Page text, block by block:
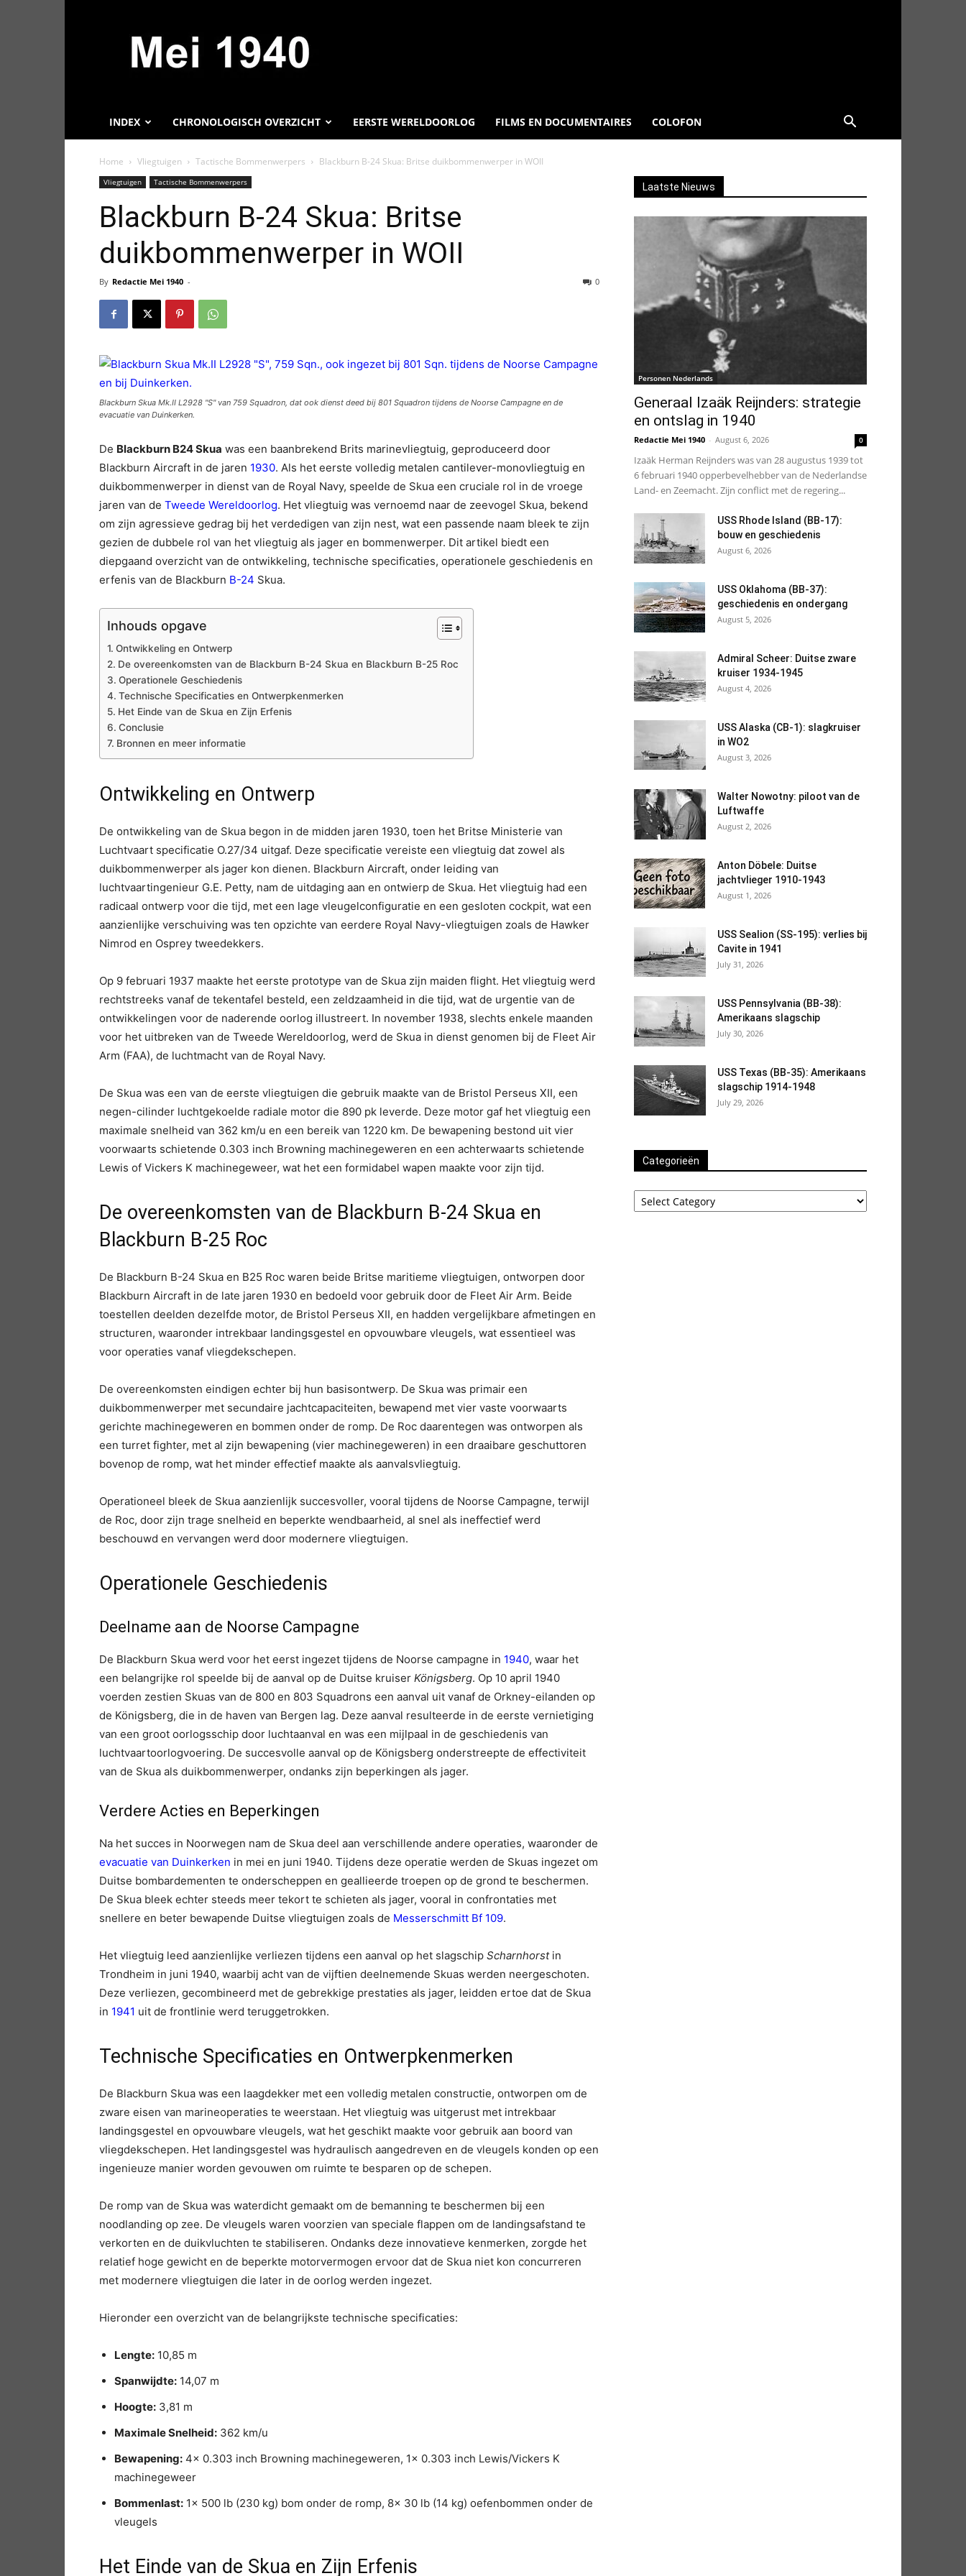
1940,
Informatie
over
Wereldoorlog
INDEX CHRONOLOGISCH OVERZICHT EERSTE WERELDOORLOG FILMS EN DOCUMENTAIRES COLOFON
Home Vliegtuigen Tactische Bommenwerpers Blackburn B-24 Skua: Britse duikbommenwerper in WOII
Vliegtuigen Tactische Bommenwerpers
Blackburn B-24 Skua: Britse
duikbommenwerper in WOII
By Redactie Mei 1940 - 0
Blackburn Skua Mk.II L2928 "S" van 759 Squadron, dat ook dienst deed bij 801 Squadron tijdens de Noorse Campagne en de
evacuatie van Duinkerken.
De Blackburn B24 Skua was een baanbrekend Brits marinevliegtuig, geproduceerd door
Blackburn Aircraft in de jaren 1930. Als het eerste volledig metalen cantilever-monovliegtuig en
duikbommenwerper in dienst van de Royal Navy, speelde de Skua een cruciale rol in de vroege
jaren van de Tweede Wereldoorlog. Het vliegtuig was vernoemd naar de zeevogel Skua, bekend
om zijn agressieve gedrag bij het verdedigen van zijn nest, wat een passende naam bleek te zijn
gezien de dubbele rol van het vliegtuig als jager en bommenwerper. Dit artikel biedt een
diepgaand overzicht van de ontwikkeling, technische specificaties, operationele geschiedenis en
erfenis van de Blackburn B-24 Skua.
Inhouds opgave
Ontwikkeling en Ontwerp
De overeenkomsten van de Blackburn B-24 Skua en Blackburn B-25 Roc
Operationele Geschiedenis
Technische Specificaties en Ontwerpkenmerken
Het Einde van de Skua en Zijn Erfenis
Conclusie
Bronnen en meer informatie
Ontwikkeling en Ontwerp
De ontwikkeling van de Skua begon in de midden jaren 1930, toen het Britse Ministerie van
Luchtvaart specificatie O.27/34 uitgaf. Deze specificatie vereiste een vliegtuig dat zowel als
duikbommenwerper als jager kon dienen. Blackburn Aircraft, onder leiding van
luchtvaartingenieur G.E. Petty, nam de uitdaging aan en ontwierp de Skua. Het vliegtuig had een
radicaal ontwerp voor die tijd, met een lage vleugelconfiguratie en een gesloten cockpit, wat een
aanzienlijke verschuiving was ten opzichte van eerdere Royal Navy-vliegtuigen zoals de Hawker
Nimrod en Osprey tweedekkers.
Op 9 februari 1937 maakte het eerste prototype van de Skua zijn maiden flight. Het vliegtuig werd
rechtstreeks vanaf de tekentafel besteld, een zeldzaamheid in die tijd, wat de urgentie van de
ontwikkelingen voor de naderende oorlog illustreert. In november 1938, slechts enkele maanden
voor het uitbreken van de Tweede Wereldoorlog, werd de Skua in dienst genomen bij de Fleet Air
Arm (FAA), de luchtmacht van de Royal Navy.
De Skua was een van de eerste vliegtuigen die gebruik maakte van de Bristol Perseus XII, een
negen-cilinder luchtgekoelde radiale motor die 890 pk leverde. Deze motor gaf het vliegtuig een
maximale snelheid van 362 km/u en een bereik van 1220 km. De bewapening bestond uit vier
voorwaarts schietende 0.303 inch Browning machinegeweren en een achterwaarts schietende
Lewis of Vickers K machinegeweer, wat het een formidabel wapen maakte voor zijn tijd.
De overeenkomsten van de Blackburn B-24 Skua en
Blackburn B-25 Roc
De Blackburn B-24 Skua en B25 Roc waren beide Britse maritieme vliegtuigen, ontworpen door
Blackburn Aircraft in de late jaren 1930 en bedoeld voor gebruik door de Fleet Air Arm. Beide
toestellen deelden dezelfde motor, de Bristol Perseus XII, en hadden vergelijkbare afmetingen en
structuren, waaronder intrekbaar landingsgestel en opvouwbare vleugels, wat essentieel was
voor operaties vanaf vliegdekschepen.
De overeenkomsten eindigen echter bij hun basisontwerp. De Skua was primair een
duikbommenwerper met secundaire jachtcapaciteiten, bewapend met vier vaste voorwaarts
gerichte machinegeweren en bommen onder de romp. De Roc daarentegen was ontworpen als
een turret fighter, met al zijn bewapening (vier machinegeweren) in een draaibare geschuttoren
bovenop de romp, wat het minder effectief maakte als aanvalsvliegtuig.
Operationeel bleek de Skua aanzienlijk succesvoller, vooral tijdens de Noorse Campagne, terwijl
de Roc, door zijn trage snelheid en beperkte wendbaarheid, al snel als ineffectief werd
beschouwd en vervangen werd door modernere vliegtuigen.
Operationele Geschiedenis
Deelname aan de Noorse Campagne
De Blackburn Skua werd voor het eerst ingezet tijdens de Noorse campagne in 1940, waar het
een belangrijke rol speelde bij de aanval op de Duitse kruiser Königsberg. Op 10 april 1940
voerden zestien Skuas van de 800 en 803 Squadrons een aanval uit vanaf de Orkney-eilanden op
de Königsberg, die in de haven van Bergen lag. Deze aanval resulteerde in de eerste vernietiging
van een groot oorlogsschip door luchtaanval en was een mijlpaal in de geschiedenis van
luchtvaartoorlogvoering. De succesvolle aanval op de Königsberg onderstreepte de effectiviteit
van de Skua als duikbommenwerper, ondanks zijn beperkingen als jager.
Verdere Acties en Beperkingen
Na het succes in Noorwegen nam de Skua deel aan verschillende andere operaties, waaronder de
evacuatie van Duinkerken in mei en juni 1940. Tijdens deze operatie werden de Skuas ingezet om
Duitse bombardementen te onderscheppen en geallieerde troepen op de grond te beschermen.
De Skua bleek echter steeds meer tekort te schieten als jager, vooral in confrontaties met
snellere en beter bewapende Duitse vliegtuigen zoals de Messerschmitt Bf 109.
Het vliegtuig leed aanzienlijke verliezen tijdens een aanval op het slagschip Scharnhorstin
Trondheim in juni 1940, waarbij acht van de vijftien deelnemende Skuas werden neergeschoten.
Deze verliezen, gecombineerd met de gebrekkige prestaties als jager, leidden ertoe dat de Skua
in 1941 uit de frontlinie werd teruggetrokken.
Technische Specificaties en Ontwerpkenmerken
De Blackburn Skua was een laagdekker met een volledig metalen constructie, ontworpen om de
zware eisen van marineoperaties te weerstaan. Het vliegtuig was uitgerust met intrekbaar
landingsgestel en opvouwbare vleugels, wat het geschikt maakte voor gebruik aan boord van
vliegdekschepen. Het landingsgestel was hydraulisch aangedreven en de vleugels konden op een
ingenieuze manier worden gevouwen om ruimte te besparen op de schepen.
De romp van de Skua was waterdicht gemaakt om de bemanning te beschermen bij een
noodlanding op zee. De vleugels waren voorzien van speciale flappen om de landingsafstand te
verkorten en de duikvluchten te stabiliseren. Ondanks deze innovatieve kenmerken, zorgde het
relatief hoge gewicht en de beperkte motorvermogen ervoor dat de Skua niet kon concurreren
met modernere vliegtuigen die later in de oorlog werden ingezet.
Hieronder een overzicht van de belangrijkste technische specificaties:
Lengte: 10,85 m
Spanwijdte: 14,07 m
Hoogte: 3,81 m
Maximale Snelheid: 362 km/u
Bewapening: 4x 0.303 inch Browning machinegeweren, 1x 0.303 inch Lewis/Vickers K
machinegeweer
Bommenlast: 1x 500 lb (230 kg) bom onder de romp, 8x 30 lb (14 kg) oefenbommen onder de
vleugels
Het Einde van de Skua en Zijn Erfenis
Laatste Nieuws
Personen Nederlands
Generaal Izaäk Reijnders: strategie
en ontslag in 1940
Redactie Mei 1940 - August 6, 2026 0
Izaäk Herman Reijnders was van 28 augustus 1939 tot
6 februari 1940 opperbevelhebber van de Nederlandse
Land- en Zeemacht. Zijn conflict met de regering...
USS Rhode Island (BB-17):
bouw en geschiedenis
August 6, 2026
USS Oklahoma (BB-37):
geschiedenis en ondergang
August 5, 2026
Admiral Scheer: Duitse zware
kruiser 1934-1945
August 4, 2026
USS Alaska (CB-1): slagkruiser
in WO2
August 3, 2026
Walter Nowotny: piloot van de
Luftwaffe
August 2, 2026
Anton Döbele: Duitse
jachtvlieger 1910-1943
August 1, 2026
USS Sealion (SS-195): verlies bij
Cavite in 1941
July 31, 2026
USS Pennsylvania (BB-38):
Amerikaans slagschip
July 30, 2026
USS Texas (BB-35): Amerikaans
slagschip 1914-1948
July 29, 2026
Categorieën
Categorieën